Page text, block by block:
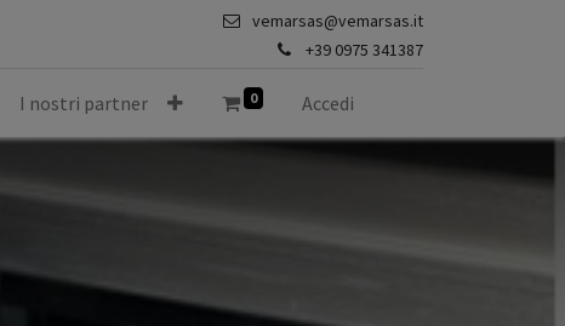
vemarsas@vemarsas.it
+39 0975 341387
I nostri partner 0 Accedi